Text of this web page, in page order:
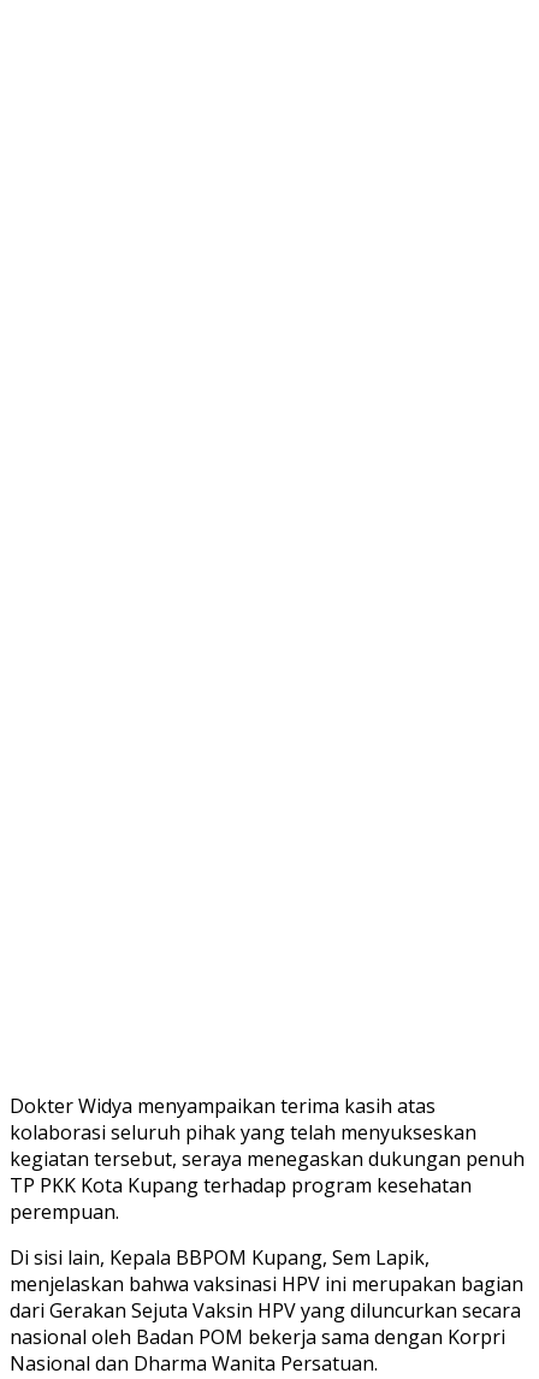
Dokter Widya menyampaikan terima kasih atas
kolaborasi seluruh pihak yang telah menyukseskan
kegiatan tersebut, seraya menegaskan dukungan penuh
TP PKK Kota Kupang terhadap program kesehatan
perempuan.
Di sisi lain, Kepala BBPOM Kupang, Sem Lapik,
menjelaskan bahwa vaksinasi HPV ini merupakan bagian
dari Gerakan Sejuta Vaksin HPV yang diluncurkan secara
nasional oleh Badan POM bekerja sama dengan Korpri
Nasional dan Dharma Wanita Persatuan.